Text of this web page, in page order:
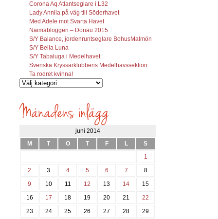
Corona Aq Atlantseglare i L32
Lady Annila på väg till Söderhavet
Med Adele mot Svarta Havet
Naimabloggen – Donau 2015
S/Y Balance, jordenruntseglare BohusMalmön
S/Y Bella Luna
S/Y Tabaluga i Medelhavet
Svenska Kryssarklubbens Medelhavssektion
Ta rodret kvinna!
Vilka
söks?
juni 2014
M
T O T F L
S
1
2
3 4 5 6 7
8
9
10 11 12 13 14
15
16
17 18 19 20 21
22
23
24 25 26 27 28
29